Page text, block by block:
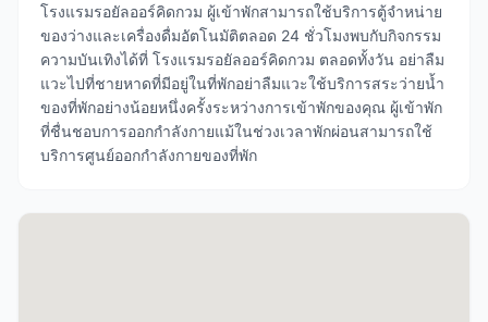
โรงแรมรอยัลออร์คิดกวม ผู้เข้าพักสามารถใช้บริการตู้จำหน่าย
ของว่างและเครื่องดื่มอัตโนมัติตลอด 24 ชั่วโมงพบกับกิจกรรม
ความบันเทิงได้ที่ โรงแรมรอยัลออร์คิดกวม ตลอดทั้งวัน อย่าลืม
แวะไปที่ชายหาดที่มีอยู่ในที่พักอย่าลืมแวะใช้บริการสระว่ายน้ำ
ของที่พักอย่างน้อยหนึ่งครั้งระหว่างการเข้าพักของคุณ ผู้เข้าพัก
ที่ชื่นชอบการออกกำลังกายแม้ในช่วงเวลาพักผ่อนสามารถใช้
บริการศูนย์ออกกำลังกายของที่พัก